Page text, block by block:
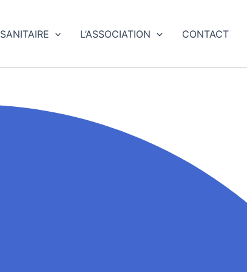
SANITAIRE L’ASSOCIATION CONTACT